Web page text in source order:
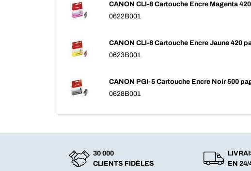
CANON CLI-8 Cartouche Encre Magenta
0622B001
CANON CLI-8 Cartouche Encre Jaune 420
0623B001
CANON PGI-5 Cartouche Encre Noir 500
0628B001
30 000
CLIENTS FIDÈLES
EN 24/